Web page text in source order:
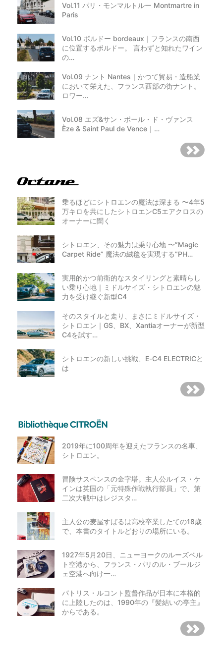
Vol.11 パリ・モンマルトルー Montmartre in
Paris
Vol.10 ボルドー bordeaux｜フランスの南西
に位置するボルドー。 言わずと知れたワイン
の…
Vol.09 ナント Nantes｜かつて貿易・造船業
において栄えた、フランス西部の街ナント。
ロワー…
Vol.08 エズ&サン・ポール・ド・ヴァンス
Èze & Saint Paul de Vence｜…
乗るほどにシトロエンの魔法は深まる 〜4年5
万キロを共にしたシトロエンC5エアクロスの
オーナーに聞く
シトロエン、その魅力は乗り心地 〜”Magic
Carpet Ride” 魔法の絨毯を実現する”PH…
実用的かつ前衛的なスタイリングと素晴らし
い乗り心地｜ミドルサイズ・シトロエンの魅
力を受け継ぐ新型C4
そのスタイルと走り、まさにミドルサイズ・
シトロエン｜GS、BX、Xantiaオーナーが新型
C4を試す…
シトロエンの新しい挑戦、E-C4 ELECTRICと
は
2019年に100周年を迎えたフランスの名車、
シトロエン。
冒険サスペンスの金字塔。主人公ルイス・ケ
インは英国の「元特殊作戦執行部員」で、第
二次大戦中はレジスタ…
主人公の麦屋すばるは高校卒業したての18歳
で、本書のタイトルどおりの場所にいる。
1927年5月20日、ニューヨークのルーズベル
ト空港から、フランス・パリのル・ブールジ
ェ空港へ向け一…
パトリス・ルコント監督作品が日本に本格的
に上陸したのは、1990年の『髪結いの亭主』
からである。